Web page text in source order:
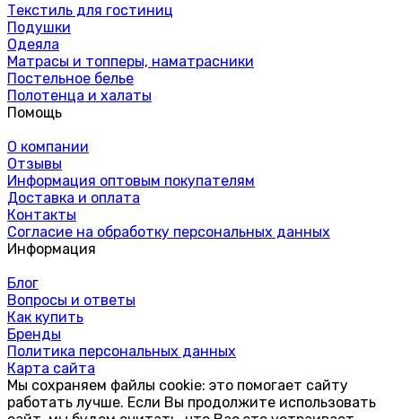
Текстиль для гостиниц
Подушки
Одеяла
Матрасы и топперы, наматрасники
Постельное белье
Полотенца и халаты
Помощь
О компании
Отзывы
Информация оптовым покупателям
Доставка и оплата
Контакты
Согласие на обработку персональных данных
Информация
Блог
Вопросы и ответы
Как купить
Бренды
Политика персональных данных
Карта сайта
Мы сохраняем файлы cookie: это помогает сайту
работать лучше. Если Вы продолжите использовать